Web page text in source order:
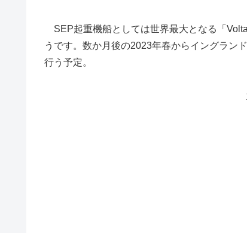
SEP起重機船としては世界最大となる「
うです。数か月後の2023年春からイングラン
行う予定。